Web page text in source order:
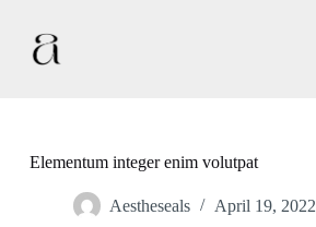
oElementum integer enim volutpat
Aestheseals April 19, 2022